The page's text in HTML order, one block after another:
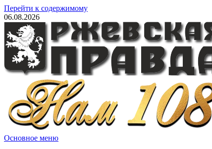
Перейти к содержимому
06.08.2026
Основное меню